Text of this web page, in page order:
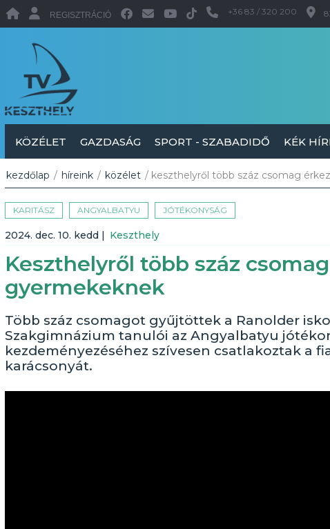
REGISZTRÁCIÓ +36 83 / 320 200
KÖZÉLET GAZDASÁG SPORT - SZABADIDŐ KÉK
kezdőlap / híreink / közélet / keszthelyről több száz csomag
KARITÁSZ ANGYALBATYU JÓTÉKONYSÁG
2024. dec. 10. kedd | Keszthely
Keszthelyről több száz
gyermekeknek
Több száz csomagot gyűjtöttek a Ranolder
Szakgimnázium tanulói az Angyalbatyu
kezdeményezéséhez szívesen csatlakoztak a
karácsonyát.